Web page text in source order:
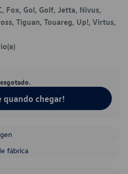
Fox, Gol, Golf, Jetta, Nivus,
Tiguan, Touareg, Up!, Virtus,
quando chegar!
fábrica